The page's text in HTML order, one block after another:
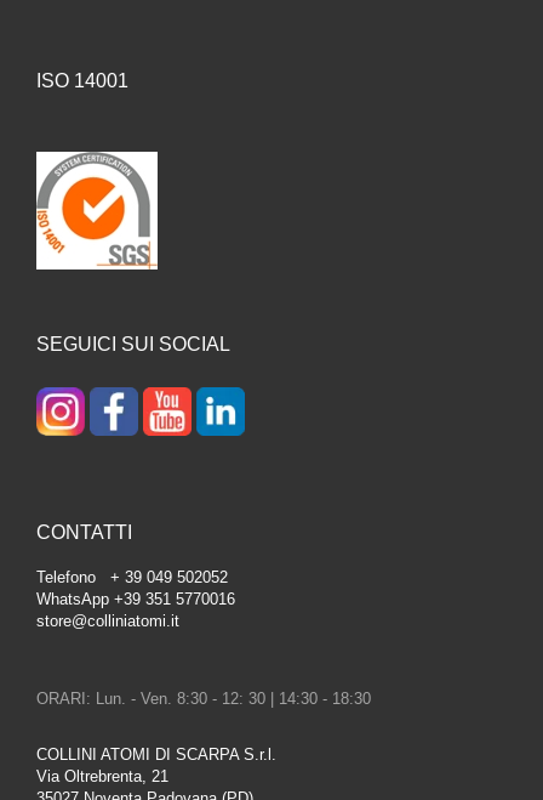
ISO 14001
SEGUICI SUI SOCIAL
CONTATTI
Telefono + 39 049 502052
WhatsApp +39 351 5770016
store@colliniatomi.it
ORARI: Lun. - Ven. 8:30 - 12: 30 | 14:30 - 18:30
COLLINI ATOMI DI SCARPA S.r.l.
Via Oltrebrenta, 21